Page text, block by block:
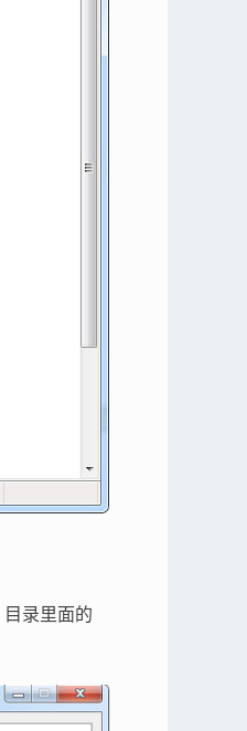
目录里面的